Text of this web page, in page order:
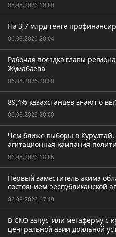
08.08.2026 10:00
На 3,7 млрд тенге
06.08.2026 20:04
Рабочая поездка главы
Жумабаева
06.08.2026 20:00
89,4% казахстанцев знают о
06.08.2026 20:00
Чем ближе выборы в Курултай,
агитационная кампания
06.08.2026 18:06
Первый заместитель акима
состоянием республиканской
06.08.2026 17:19
В СКО запустили мегаферму с
центральной азии доильной